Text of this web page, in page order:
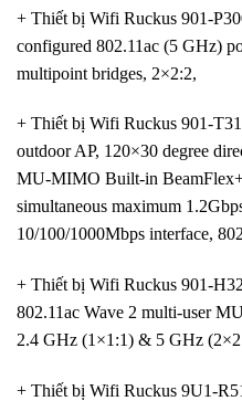
+ Thiết bị Wifi Ruckus 901-
configured 802.11ac (5 GHz)
multipoint bridges, 2×2:2,
+ Thiết bị Wifi Ruckus 901-
outdoor AP, 120×30 degree
MU-MIMO Built-in BeamFlex+
simultaneous maximum
10/100/1000Mbps interface,
+ Thiết bị Wifi Ruckus 901-
802.11ac Wave 2 multi-user
2.4 GHz (1×1:1) & 5 GHz
+ Thiết bị Wifi Ruckus 9U1-